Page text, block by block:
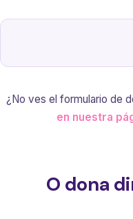
¿No ves el formulario de
en nuestra
O dona